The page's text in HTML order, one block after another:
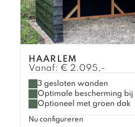
HAARLEM
Vanaf: € 2.095,-
3 gesloten wanden
Optimale bescherming
Optioneel met groen dak
Nu configureren